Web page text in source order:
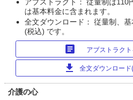
は基本料金に含まれます。
全文ダウンロード： 従量制、
(税込) です。
article アブストラク
download 全文ダウンロー
介護の心